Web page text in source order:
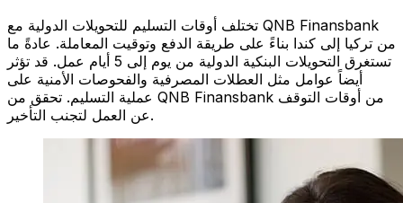
تختلف أوقات التسليم للتحويلات الدولية مع QNB Finansbank
من تركيا إلى كندا بناءً على طريقة الدفع وتوقيت المعاملة. عادةً ما
تستغرق التحويلات البنكية الدولية من يوم إلى 5 أيام عمل. قد تؤثر
أيضاً عوامل مثل العطلات المصرفية والفحوصات الأمنية على
عملية التسليم. تحقق من QNB Finansbank من أوقات التوقف
عن العمل لتجنب التأخير.